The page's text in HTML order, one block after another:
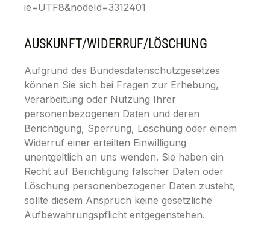
ie=UTF8&nodeId=3312401
AUSKUNFT/WIDERRUF/LÖSCHUNG
Aufgrund des Bundesdatenschutzgesetzes
können Sie sich bei Fragen zur Erhebung,
Verarbeitung oder Nutzung Ihrer
personenbezogenen Daten und deren
Berichtigung, Sperrung, Löschung oder einem
Widerruf einer erteilten Einwilligung
unentgeltlich an uns wenden. Sie haben ein
Recht auf Berichtigung falscher Daten oder
Löschung personenbezogener Daten zusteht,
sollte diesem Anspruch keine gesetzliche
Aufbewahrungspflicht entgegenstehen.